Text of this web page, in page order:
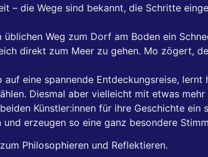
– die Wege sind bekannt, die Schritte
Weg zum Dorf am Boden ein
direkt zum Meer zu gehen. Mo zögert,
eine spannende Entdeckungsreise,
Diesmal aber vielleicht mit etwas
Künstler:innen für ihre Geschichte
erzeugen so eine ganz besondere
Philosophieren und Reflektieren.